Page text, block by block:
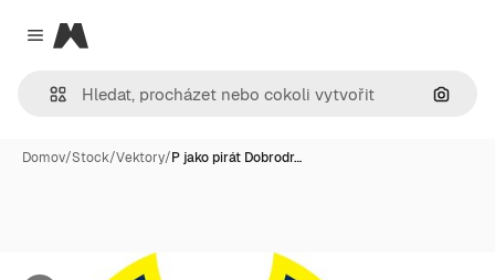
Close menu
Magnific
Hledat
Domov/Stock/Vektory/P jako pirát Dobrodr…